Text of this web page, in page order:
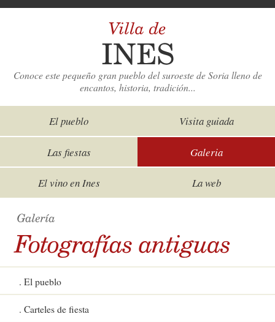
Conoce este pequeño gran pueblo del suroeste de Soria lleno de
encantos, historia, tradición...
El pueblo Visita guiada
Las fiestas Galeria
El vino en Ines La web
El pueblo
Carteles de fiesta